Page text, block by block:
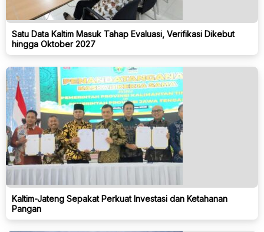
Satu Data Kaltim Masuk Tahap Evaluasi, Verifikasi Dikebut
hingga Oktober 2027
Kaltim-Jateng Sepakat Perkuat Investasi dan Ketahanan
Pangan